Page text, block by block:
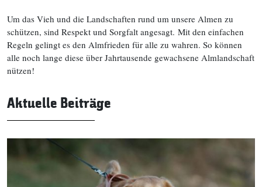
Um das Vieh und die Landschaften rund um unsere Almen zu
schützen, sind Respekt und Sorgfalt angesagt. Mit den einfachen
Regeln gelingt es den Almfrieden für alle zu wahren. So können
alle noch lange diese über Jahrtausende gewachsene Almlandschaft
nützen!
Aktuelle Beiträge